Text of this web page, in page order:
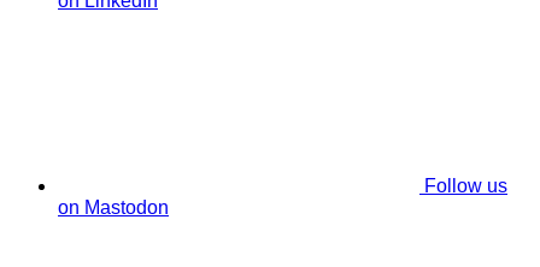
Follow us
on Mastodon